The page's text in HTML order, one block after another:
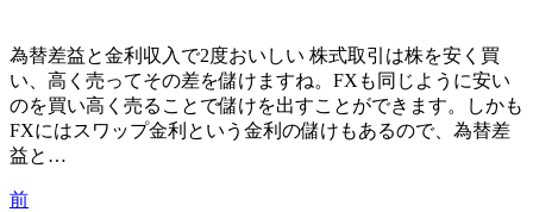
為替差益と金利収入で2度おいしい 株式取引は株を安く買
い、高く売ってその差を儲けますね。FXも同じように安い
のを買い高く売ることで儲けを出すことができます。しかも
FXにはスワップ金利という金利の儲けもあるので、為替差
益と…
前